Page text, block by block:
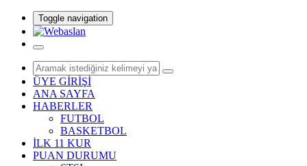
Toggle navigation
ÜYE GİRİŞİ
ANA SAYFA
HABERLER
FUTBOL
BASKETBOL
İLK 11 KUR
PUAN DURUMU